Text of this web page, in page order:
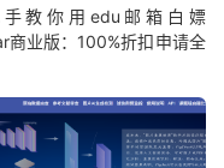
教你用edu邮箱白嫖
商业版：100%折扣申请全